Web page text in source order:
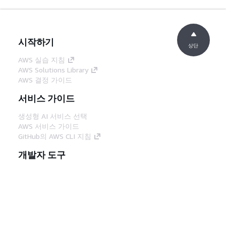
시작하기
AWS 실습 지침
AWS Solutions Library
AWS 결정 가이드
서비스 가이드
생성형 AI 서비스 선택
AWS 서비스 가이드
GitHub의 AWS CLI 지침
개발자 도구
상단